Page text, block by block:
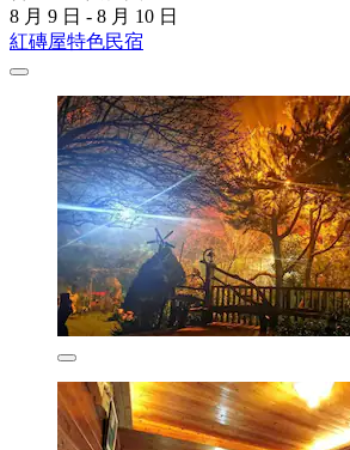
8 月 9 日 - 8 月 10 日
紅磚屋特色民宿